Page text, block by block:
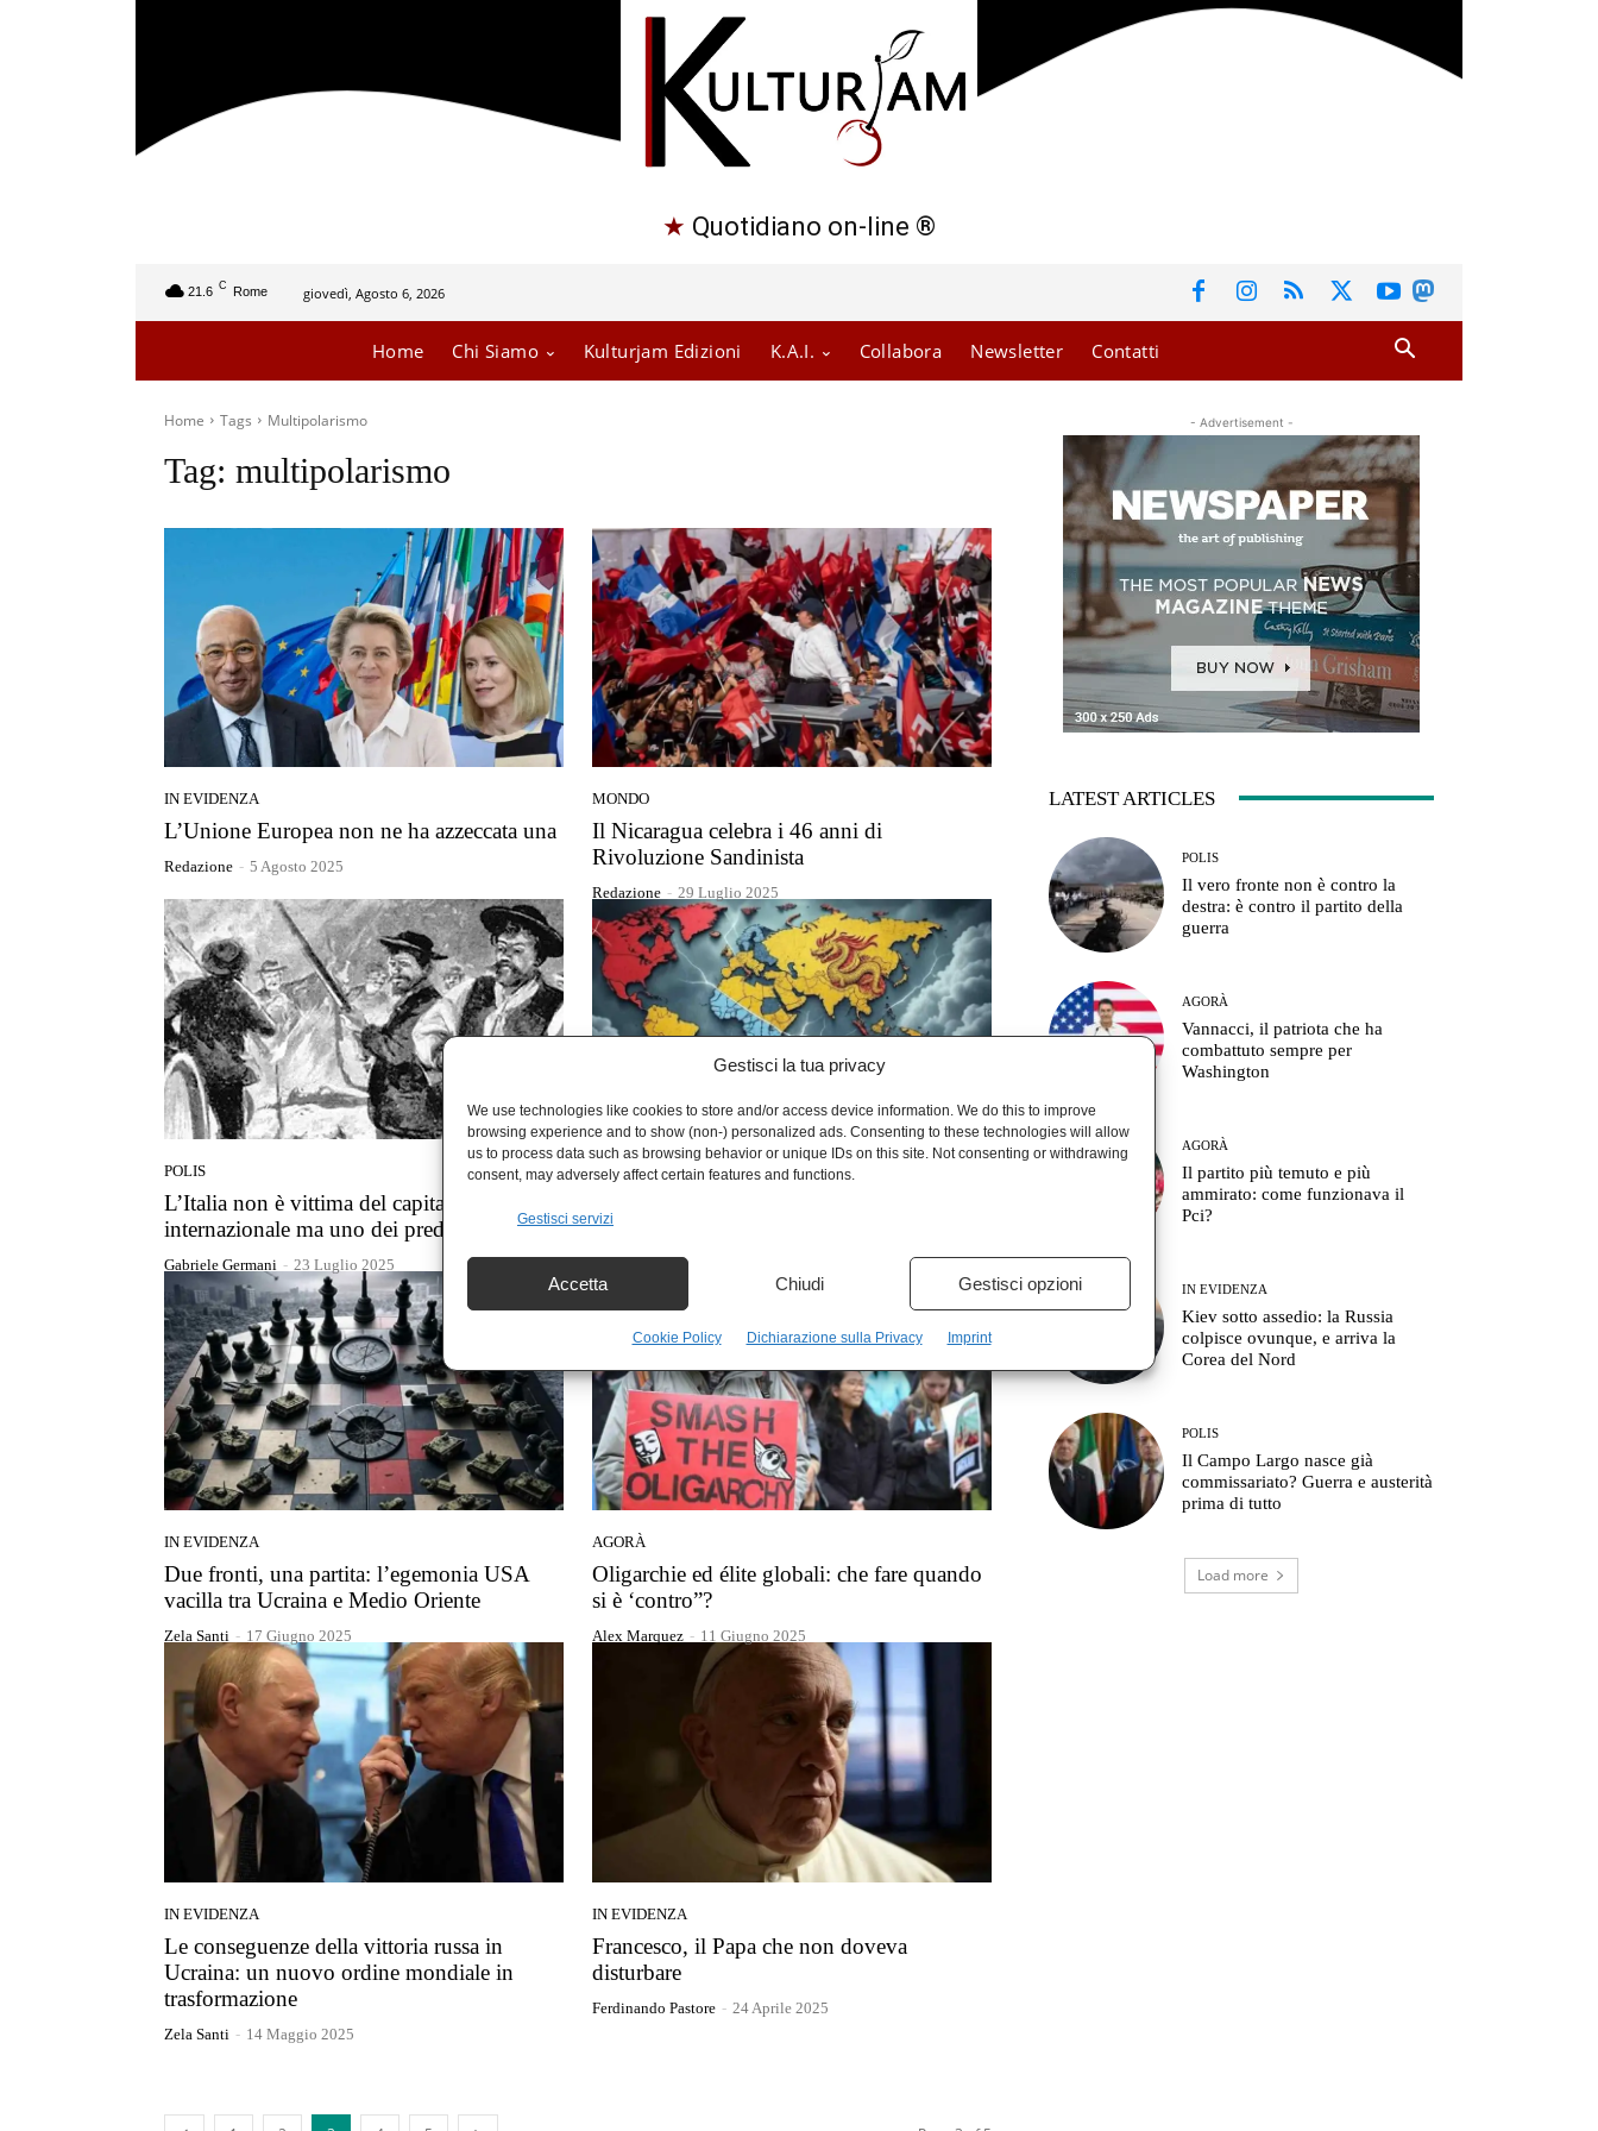
Gestisci la tua privacy
We use technologies like cookies to store and/or access device information. We do this to improve
browsing experience and to show (non-) personalized ads. Consenting to these technologies will allow
us to process data such as browsing behavior or unique IDs on this site. Not consenting or withdrawing
consent, may adversely affect certain features and functions.
Gestisci servizi
Accetta Chiudi Gestisci opzioni
Cookie Policy Dichiarazione sulla Privacy Imprint
★ Quotidiano on-line ®
21.6 C Rome giovedì, Agosto 6, 2026
Home Chi Siamo Kulturjam Edizioni K.A.I. Collabora Newsletter Contatti
Home Tags Multipolarismo
Tag: multipolarismo
IN EVIDENZA
L’Unione Europea non ne ha azzeccata una
Redazione - 5 Agosto 2025
MONDO
Il Nicaragua celebra i 46 anni di
Rivoluzione Sandinista
Redazione - 29 Luglio 2025
POLIS
L’Italia non è vittima del capitalismo
internazionale ma uno dei predatori
Gabriele Germani - 23 Luglio 2025
IN EVIDENZA
disordine mondiale
19 Giugno 2025
IN EVIDENZA
Due fronti, una partita: l’egemonia USA
vacilla tra Ucraina e Medio Oriente
Zela Santi - 17 Giugno 2025
AGORÀ
Oligarchie ed élite globali: che fare quando
si è ‘contro”?
Alex Marquez - 11 Giugno 2025
IN EVIDENZA
Le conseguenze della vittoria russa in
Ucraina: un nuovo ordine mondiale in
trasformazione
Zela Santi - 14 Maggio 2025
IN EVIDENZA
Francesco, il Papa che non doveva
disturbare
Ferdinando Pastore - 24 Aprile 2025
- Advertisement -
LATEST ARTICLES
POLIS
Il vero fronte non è contro la
destra: è contro il partito della
guerra
AGORÀ
Vannacci, il patriota che ha
combattuto sempre per
Washington
AGORÀ
Il partito più temuto e più
ammirato: come funzionava il
Pci?
IN EVIDENZA
Kiev sotto assedio: la Russia
colpisce ovunque, e arriva la
Corea del Nord
POLIS
Il Campo Largo nasce già
commissariato? Guerra e austerità
prima di tutto
Load more